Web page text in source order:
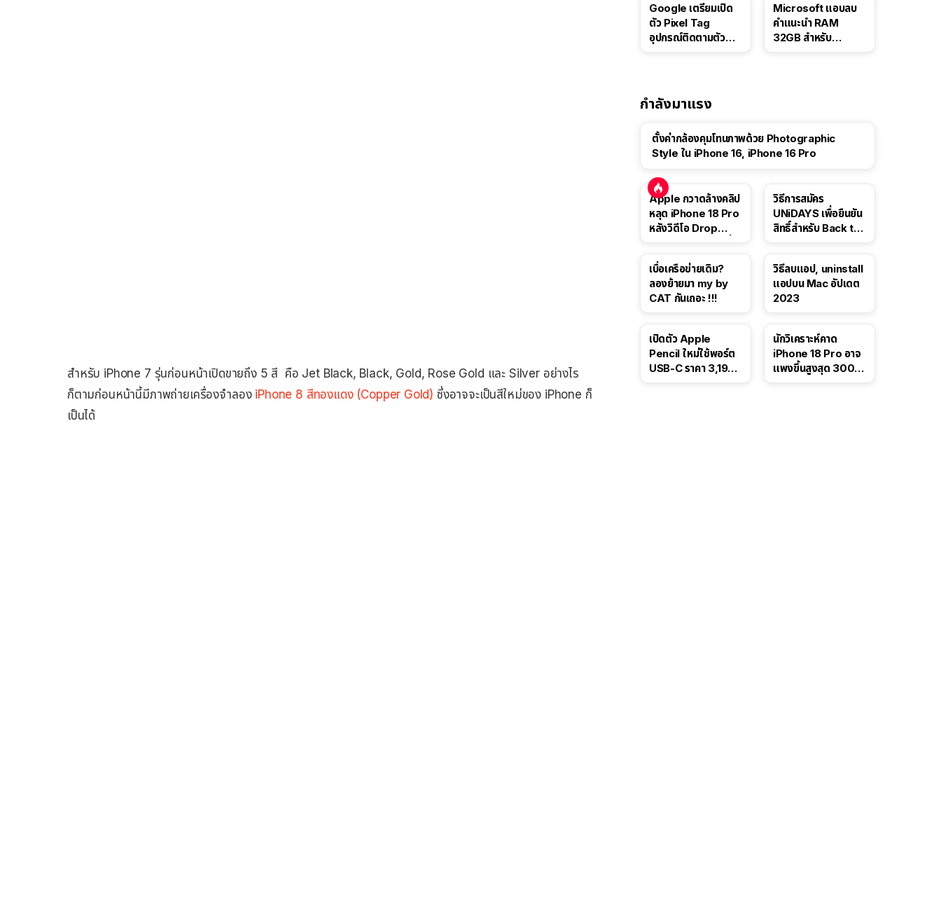
สำหรับ iPhone 7 รุ่นก่อนหน้าเปิดขายถึง 5 สี คือ Jet Black, Black, Gold, Rose Gold และ Silver อย่างไร
ก็ตามก่อนหน้านี้มีภาพถ่ายเครื่องจำลอง iPhone 8 สีทองแดง (Copper Gold) ซึ่งอาจจะเป็นสีใหม่ของ iPhone ก็
เป็นได้
Google เตรียมเปิด
ตัว Pixel Tag
อุปกรณ์ติดตามตัว
Microsoft แอบลบ
คำแนะนำ RAM
32GB สำหรับ
กำลังมาแรง
ตั้งค่ากล้องคุมโทนภาพด้วย Photographic
Style ใน iPhone 16, iPhone 16 Pro
Apple กวาดล้างคลิป
หลุด iPhone 18 Pro
หลังวิดีโอ Drop
วิธีการสมัคร
UNiDAYS เพื่อยืนยัน
สิทธิ์สำหรับ Back to
เบื่อเครือข่ายเดิม?
ลองย้ายมา my by
CAT กันเถอะ !!!
วิธีลบแอป, uninstall
แอปบน Mac อัปเดต
2023
เปิดตัว Apple
Pencil ใหม่ใช้พอร์ต
USB-C ราคา 3,190
นักวิเคราะห์คาด
iPhone 18 Pro อาจ
แพงขึ้นสูงสุด 300